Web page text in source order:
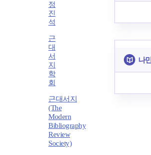
정
진
석
근
대
서
지
학
회
근대서지
(The
Modern
Bibliography
Review
Society)
나